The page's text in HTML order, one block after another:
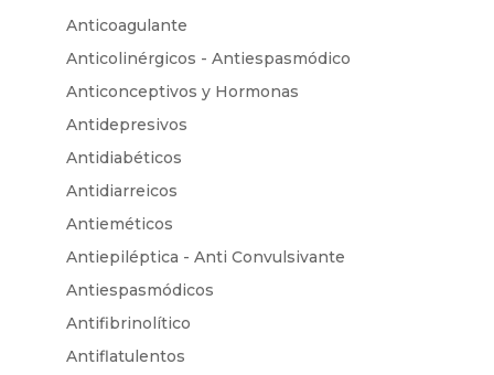
Anticoagulante
Anticolinérgicos - Antiespasmódico
Anticonceptivos y Hormonas
Antidepresivos
Antidiabéticos
Antidiarreicos
Antieméticos
Antiepiléptica - Anti Convulsivante
Antiespasmódicos
Antifibrinolítico
Antiflatulentos